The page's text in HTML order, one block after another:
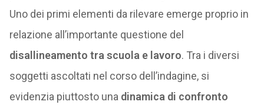
Uno dei primi elementi da rilevare emerge proprio in
relazione all’importante questione del
disallineamento tra scuola e lavoro. Tra i diversi
soggetti ascoltati nel corso dell’indagine, si
evidenzia piuttosto una dinamica di confronto